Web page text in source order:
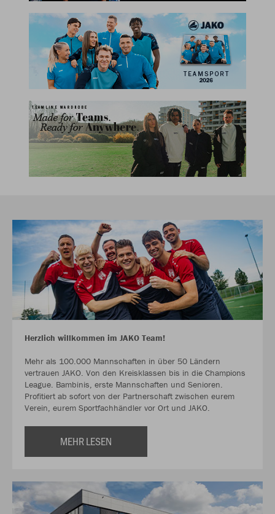
Herzlich willkommen im JAKO Team!
Mehr als 100.000 Mannschaften in über 50 Ländern
vertrauen JAKO. Von den Kreisklassen bis in die Champions
League. Bambinis, erste Mannschaften und Senioren.
Profitiert ab sofort von der Partnerschaft zwischen eurem
Verein, eurem Sportfachhändler vor Ort und JAKO.
MEHR LESEN